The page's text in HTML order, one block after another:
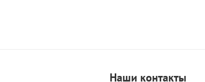
Наши контакты